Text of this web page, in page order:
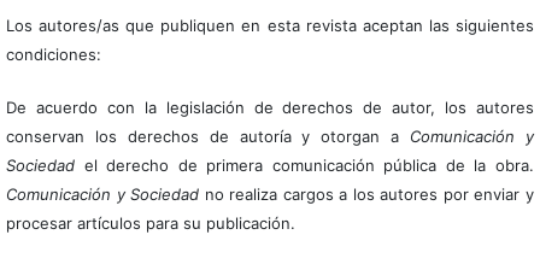
Los autores/as que publiquen en esta revista aceptan las siguientes
condiciones:
De acuerdo con la legislación de derechos de autor, los autores
conservan los derechos de autoría y otorgan a Comunicación y
Sociedadel derecho de primera comunicación pública de la obra.
Comunicación y Sociedad no realiza cargos a los autores por enviar y
procesar artículos para su publicación.